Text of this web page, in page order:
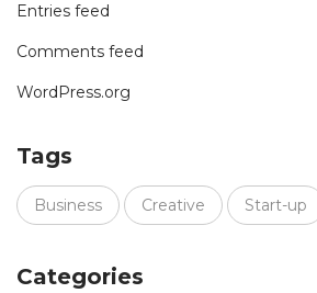
Entries feed
Comments feed
WordPress.org
Tags
Business Creative Start-up
Categories